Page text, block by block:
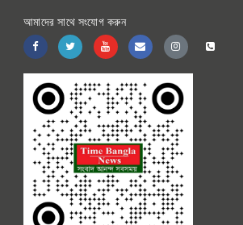
আমাদের সাথে সংযোগ করুন